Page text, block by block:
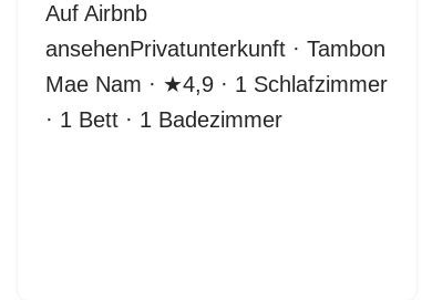
Auf Airbnb
ansehenPrivatunterkunft · Tambon
Mae Nam · ★4,9 · 1 Schlafzimmer
· 1 Bett · 1 Badezimmer